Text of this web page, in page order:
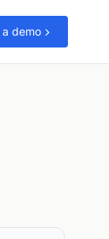
a demo